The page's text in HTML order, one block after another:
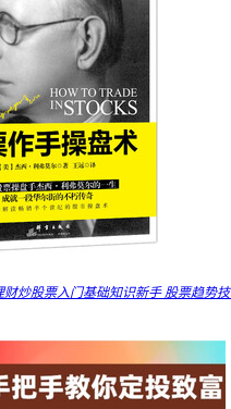
炒股票入门基础知识新手 股票趋势